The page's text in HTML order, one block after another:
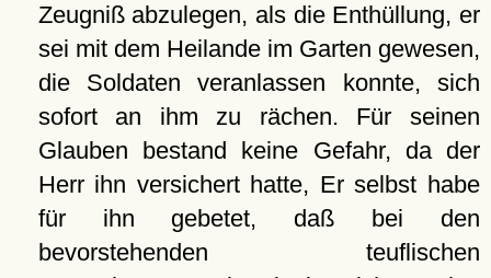
Zeugniß abzulegen, als die Enthüllung, er
sei mit dem Heilande im Garten gewesen,
die Soldaten veranlassen konnte, sich
sofort an ihm zu rächen. Für seinen
Glauben bestand keine Gefahr, da der
Herr ihn versichert hatte, Er selbst habe
für ihn gebetet, daß bei den
bevorstehenden teuflischen